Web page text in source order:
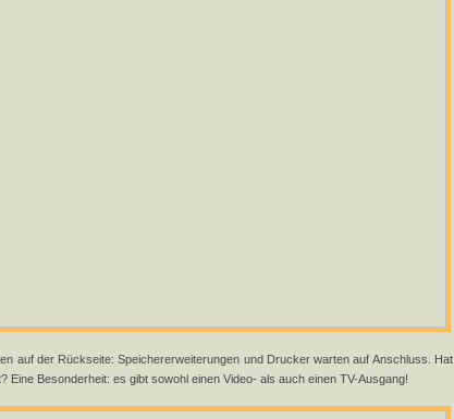
auf der Rückseite: Speichererweiterungen und Drucker warten auf Anschluss. Hat
Eine Besonderheit: es gibt sowohl einen Video- als auch einen TV-Ausgang!